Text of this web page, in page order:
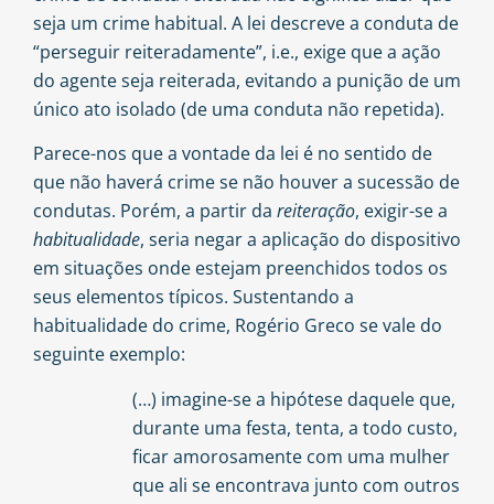
seja um crime habitual. A lei descreve a conduta de
“perseguir reiteradamente”, i.e., exige que a ação
do agente seja reiterada, evitando a punição de um
único ato isolado (de uma conduta não repetida).
Parece-nos que a vontade da lei é no sentido de
que não haverá crime se não houver a sucessão de
condutas. Porém, a partir da reiteração, exigir-se a
habitualidade, seria negar a aplicação do dispositivo
em situações onde estejam preenchidos todos os
seus elementos típicos. Sustentando a
habitualidade do crime, Rogério Greco se vale do
seguinte exemplo:
(…) imagine-se a hipótese daquele que,
durante uma festa, tenta, a todo custo,
ficar amorosamente com uma mulher
que ali se encontrava junto com outros